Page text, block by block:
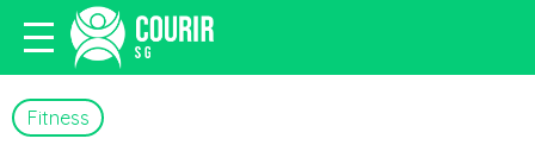
Fitness